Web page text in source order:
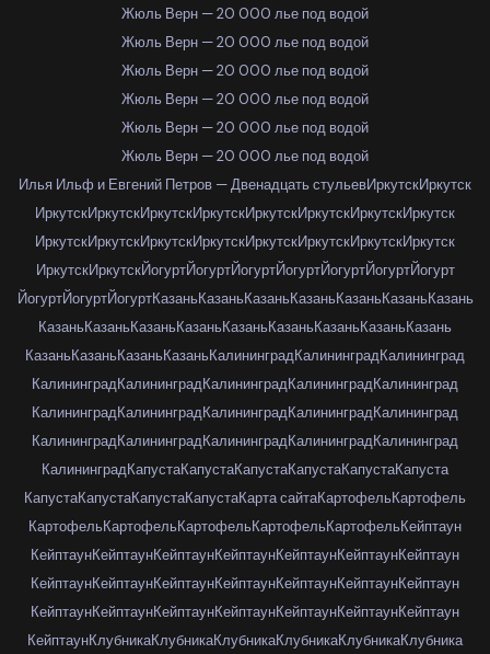
Жюль Верн — 20 000 лье под водой
Жюль Верн — 20 000 лье под водой
Жюль Верн — 20 000 лье под водой
Жюль Верн — 20 000 лье под водой
Жюль Верн — 20 000 лье под водой
Жюль Верн — 20 000 лье под водой
Илья Ильф и Евгений Петров — Двенадцать стульевИркутскИркутск
ИркутскИркутскИркутскИркутскИркутскИркутскИркутскИркутск
ИркутскИркутскИркутскИркутскИркутскИркутскИркутскИркутск
ИркутскИркутскЙогуртЙогуртЙогуртЙогуртЙогуртЙогуртЙогурт
ЙогуртЙогуртЙогуртКазаньКазаньКазаньКазаньКазаньКазаньКазань
КазаньКазаньКазаньКазаньКазаньКазаньКазаньКазаньКазань
КазаньКазаньКазаньКазаньКалининградКалининградКалининград
КалининградКалининградКалининградКалининградКалининград
КалининградКалининградКалининградКалининградКалининград
КалининградКалининградКалининградКалининградКалининград
КалининградКапустаКапустаКапустаКапустаКапустаКапуста
КапустаКапустаКапустаКапустаКарта сайтаКартофельКартофель
КартофельКартофельКартофельКартофельКартофельКейптаун
КейптаунКейптаунКейптаунКейптаунКейптаунКейптаунКейптаун
КейптаунКейптаунКейптаунКейптаунКейптаунКейптаунКейптаун
КейптаунКейптаунКейптаунКейптаунКейптаунКейптаунКейптаун
КейптаунКлубникаКлубникаКлубникаКлубникаКлубникаКлубника